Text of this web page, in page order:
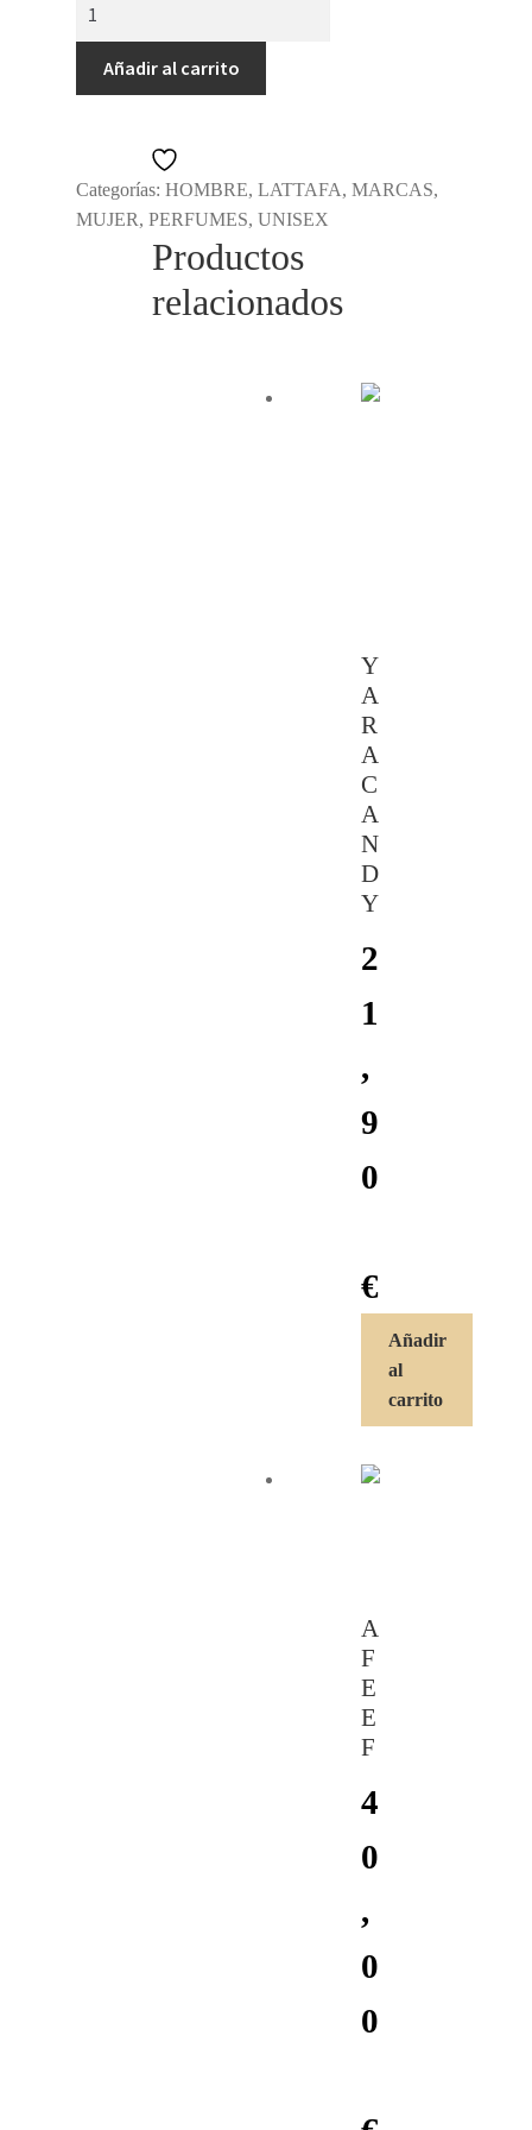
EXTRAIT
cantidad
Añadir al carrito
Categorías: HOMBRE, LATTAFA, MARCAS,
MUJER, PERFUMES, UNISEX
Productos
relacionados
Y
A
R
A
C
A
N
D
Y
2
1
,
9
0
€
Añadir
al
carrito
A
F
E
E
F
4
0
,
0
0